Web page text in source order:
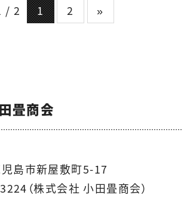
/ 2 1 2 »
畳商会
島市新屋敷町5-17
（株式会社 小田畳商会）